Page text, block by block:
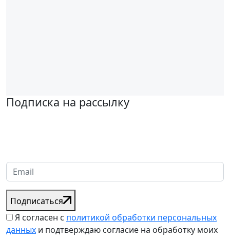
Подписка на рассылку
Подписаться
Я согласен с политикой обработки персональных
данных и подтверждаю согласие на обработку моих